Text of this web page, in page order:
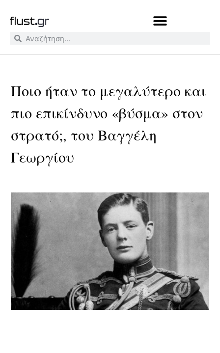
Ποιο ήταν το μεγαλύτερο και
πιο επικίνδυνο «βύσμα» στον
στρατό;, του Βαγγέλη
Γεωργίου